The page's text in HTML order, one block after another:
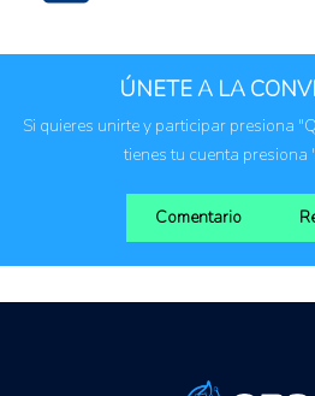
ÚNETE A LA
Si quieres unirte y participar presiona
tienes tu cuenta presiona
Comentario